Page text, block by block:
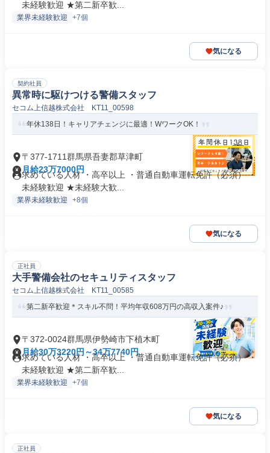
未経験歓迎 ★第二新卒歓...
業界未経験歓迎 +7個
気になる
契約社員
異常時に駆けつける警備スタッフ
セコム上信越株式会社 KT11_00598
年休138日！キャリアチェンジに最適！WワークOK！
〒377-1711群馬県吾妻郡草津町
月給23万7000円
求めている人材 ・高卒以上 ・普通自動車運転免許（必須） ・
未経験歓迎 ★未経験大歓...
業界未経験歓迎 +8個
気になる
正社員
大手警備会社のセキュリティスタッフ
セコム上信越株式会社 KT11_00585
第二新卒歓迎＊スキル不問！平均年収608万円の高収入案件♪
〒372-0024群馬県伊勢崎市下植木町
月給30万3220円～34万7740円
求めている人材 ・高卒以上 ・普通自動車運転免許（必須） ・
未経験歓迎 ★第二新卒歓...
業界未経験歓迎 +7個
気になる
正社員